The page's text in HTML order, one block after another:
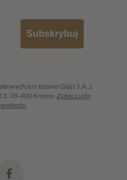
Subskrybuj
jest Krosno Glass S.A. z
38-400 Krosno. Zobacz całą